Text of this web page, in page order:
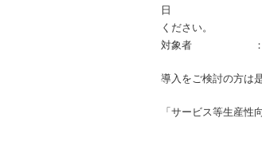
日 ※予
ください。
対象者 ：中小
導入をご検討の方は
「サービス等生産